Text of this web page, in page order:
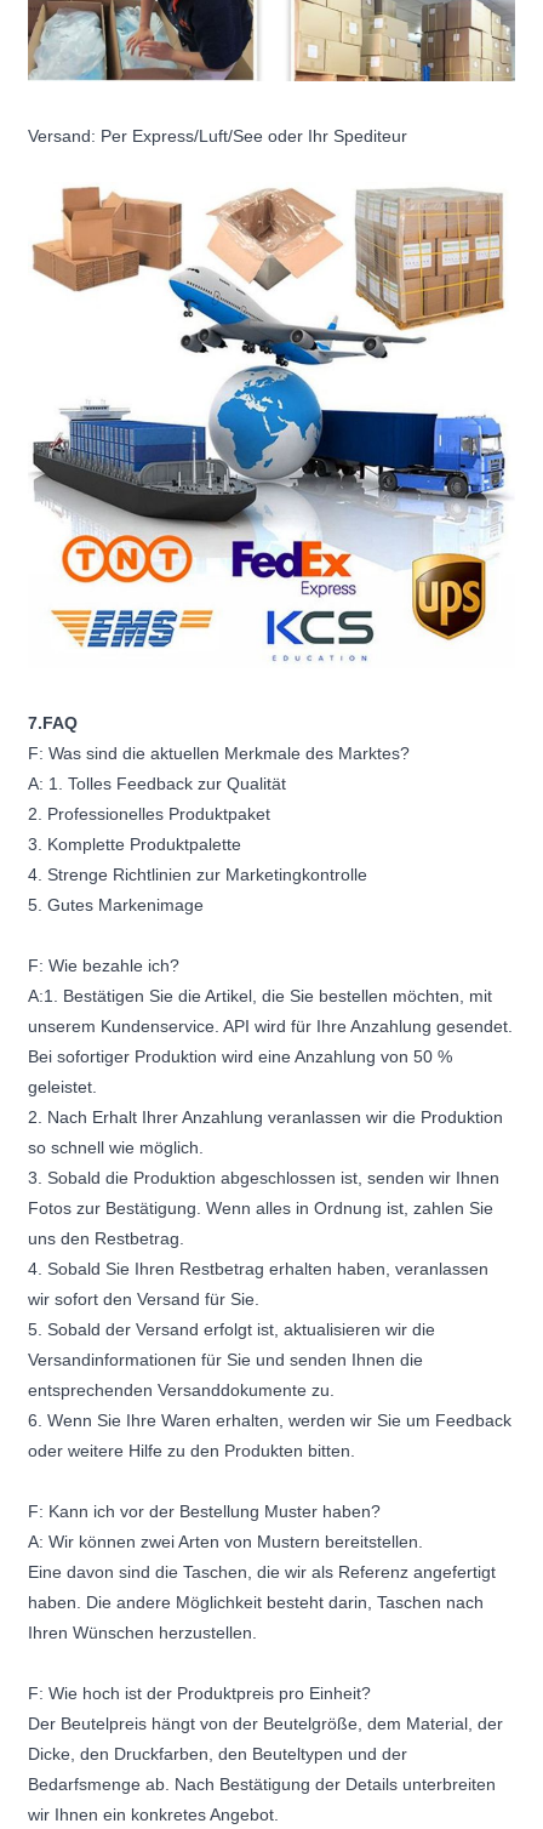
Versand: Per Express/Luft/See oder Ihr Spediteur
7.FAQ
F: Was sind die aktuellen Merkmale des Marktes?
A: 1. Tolles Feedback zur Qualität
2. Professionelles Produktpaket
3. Komplette Produktpalette
4. Strenge Richtlinien zur Marketingkontrolle
5. Gutes Markenimage
F: Wie bezahle ich?
A:1. Bestätigen Sie die Artikel, die Sie bestellen möchten, mit
unserem Kundenservice. API wird für Ihre Anzahlung gesendet.
Bei sofortiger Produktion wird eine Anzahlung von 50 %
geleistet.
2. Nach Erhalt Ihrer Anzahlung veranlassen wir die Produktion
so schnell wie möglich.
3. Sobald die Produktion abgeschlossen ist, senden wir Ihnen
Fotos zur Bestätigung. Wenn alles in Ordnung ist, zahlen Sie
uns den Restbetrag.
4. Sobald Sie Ihren Restbetrag erhalten haben, veranlassen
wir sofort den Versand für Sie.
5. Sobald der Versand erfolgt ist, aktualisieren wir die
Versandinformationen für Sie und senden Ihnen die
entsprechenden Versanddokumente zu.
6. Wenn Sie Ihre Waren erhalten, werden wir Sie um Feedback
oder weitere Hilfe zu den Produkten bitten.
F: Kann ich vor der Bestellung Muster haben?
A: Wir können zwei Arten von Mustern bereitstellen.
Eine davon sind die Taschen, die wir als Referenz angefertigt
haben. Die andere Möglichkeit besteht darin, Taschen nach
Ihren Wünschen herzustellen.
F: Wie hoch ist der Produktpreis pro Einheit?
Der Beutelpreis hängt von der Beutelgröße, dem Material, der
Dicke, den Druckfarben, den Beuteltypen und der
Bedarfsmenge ab. Nach Bestätigung der Details unterbreiten
wir Ihnen ein konkretes Angebot.